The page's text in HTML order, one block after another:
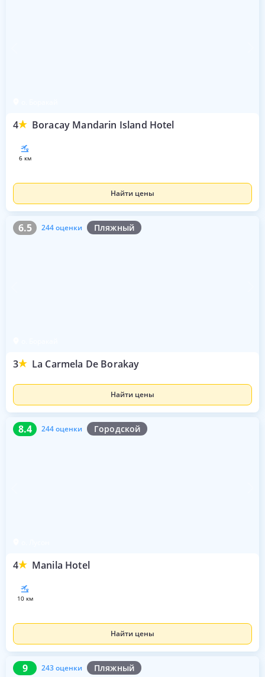
4 Boracay Mandarin Island Hotel
6 км
Найти цены
6.5 244 оценки Пляжный
3 La Carmela De Borakay
6.5 244 оценки
Найти цены
8.4 244 оценки Городской
4 Manila Hotel
8.4 244 оценки
10 км
Найти цены
9 243 оценки Пляжный
9 243 оценки